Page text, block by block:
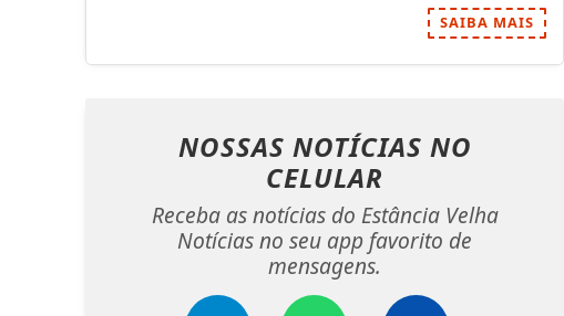
SAIBA MAIS
NOSSAS NOTÍCIAS NO
CELULAR
Receba as notícias do Estância Velha
Notícias no seu app favorito de
mensagens.